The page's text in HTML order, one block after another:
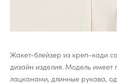
Жакет-блейзер из креп-кади
дизайн изделия. Модель имеет
лацканами, длинные рукава,